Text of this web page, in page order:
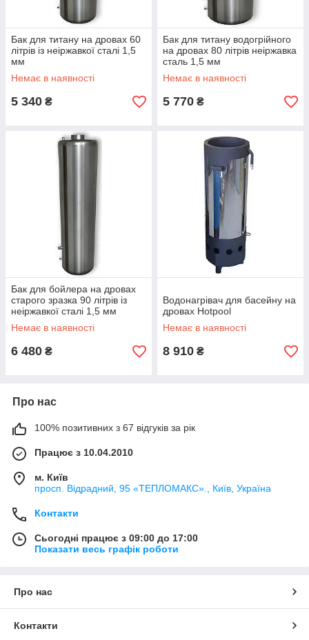
Бак для титану на дровах 60
літрів із неіржавкої сталі 1,5
мм
Немає в наявності
5 340 ₴
Бак для титану водогрійного
на дровах 80 літрів неіржавка
сталь 1,5 мм
Немає в наявності
5 770 ₴
Бак для бойлера на дровах
старого зразка 90 літрів із
неіржавкої сталі 1,5 мм
Немає в наявності
6 480 ₴
Водонагрівач для басейну на
дровах Hotpool
Немає в наявності
8 910 ₴
Про нас
100% позитивних з 67 відгуків за рік
Працює з 10.04.2010
м. Київ
просп. Відрадний, 95 «ТЕПЛОМАКС»., Київ, Україна
Контакти
Сьогодні працює з 09:00 до 17:00
Показати весь графік роботи
Про нас
Контакти